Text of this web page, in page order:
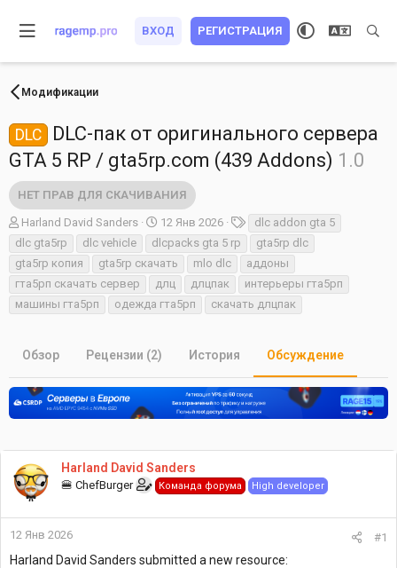
ВХОД РЕГИСТРАЦИЯ
Модификации
DLC
DLC-пак от оригинального сервера
GTA 5 RP / gta5rp.com (439 Addons) 1.0
НЕТ ПРАВ ДЛЯ СКАЧИВАНИЯ
А
в
т
о
р
т
е
ы
Harland David Sanders
Д
а
т
а
н
а
ч
л
а
12 Янв 2026
е
г
и
dlc addon gta 5
dlc gta5rp
dlc vehicle dlcpacks gta 5 rp
gta5rp dlc
gta5rp копия
gta5rp скачать mlo dlc
аддоны
гта5рп скачать сервер
длц длцпак
интерьеры гта5рп
машины гта5рп
одежда гта5рп скачать длцпак
Обзор Рецензии (2) История Обсуждение
Harland David Sanders
🍔 ChefBurger Команда форума High developer
12 Янв 2026 #1
Harland David Sanders submitted a new resource: